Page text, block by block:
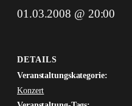
01.03.2008 @ 20:00
DETAILS
Veranstaltungskategorie:
Konzert